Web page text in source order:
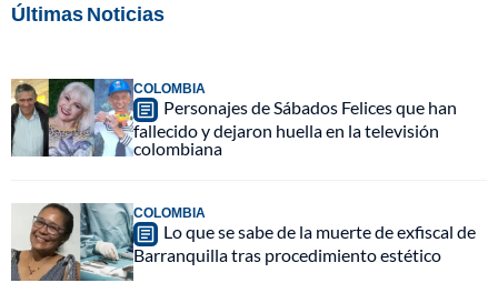
Últimas Noticias
COLOMBIA
Personajes de Sábados Felices que han
fallecido y dejaron huella en la televisión
colombiana
COLOMBIA
Lo que se sabe de la muerte de exfiscal de
Barranquilla tras procedimiento estético